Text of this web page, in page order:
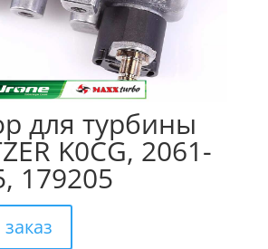
для турбины
K0CG, 2061-
179205